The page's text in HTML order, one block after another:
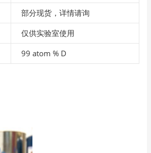
部分现货，详情请询
仅供实验室使用
99 atom % D